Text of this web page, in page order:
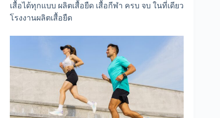
เสื้อได้ทุกแบบ ผลิตเสื้อยืด เสื้อกีฬา ครบ จบ ในที่เดียว
โรงงานผลิตเสื้อยืด